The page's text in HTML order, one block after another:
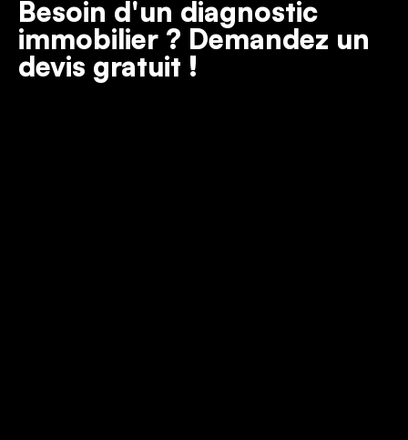
Besoin d'un diagnostic
immobilier ? Demandez un
devis gratuit !